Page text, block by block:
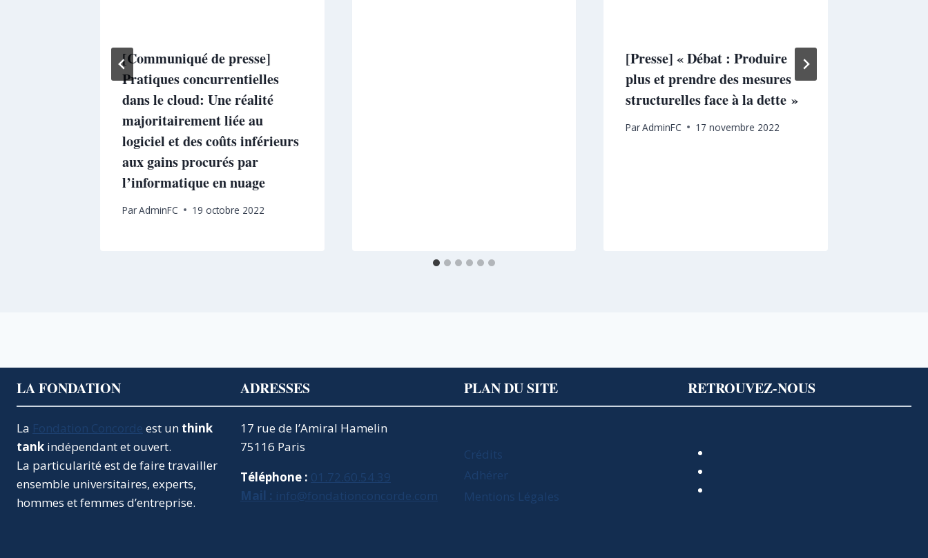
[Communiqué de presse]
Pratiques concurrentielles
dans le cloud: Une réalité
majoritairement liée au
logiciel et des coûts inférieurs
aux gains procurés par
l’informatique en nuage
ParAdminFC 19 octobre 2022
[Presse] « Débat : Produire
plus et prendre des mesures
structurelles face à la dette »
ParAdminFC 17 novembre 2022
LA FONDATION
La Fondation Concorde est un think
tank indépendant et ouvert.
La particularité est de faire travailler
ensemble universitaires, experts,
hommes et femmes d’entreprise.
ADRESSES
17 rue de l’Amiral Hamelin
75116 Paris
Téléphone : 01.72.60.54.39
Mail : info@fondationconcorde.com
PLAN DU SITE
Crédits
Adhérer
Mentions Légales
RETROUVEZ-NOUS